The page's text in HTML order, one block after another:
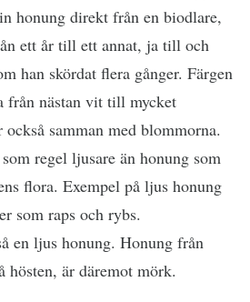
honung direkt från en biodlare,
ett år till ett annat, ja till och
han skördat flera gånger. Färgen
från nästan vit till mycket
samman med blommorna.
regel ljusare än honung som
flora. Exempel på ljus honung
som raps och rybs.
en ljus honung. Honung från
hösten, är däremot mörk.